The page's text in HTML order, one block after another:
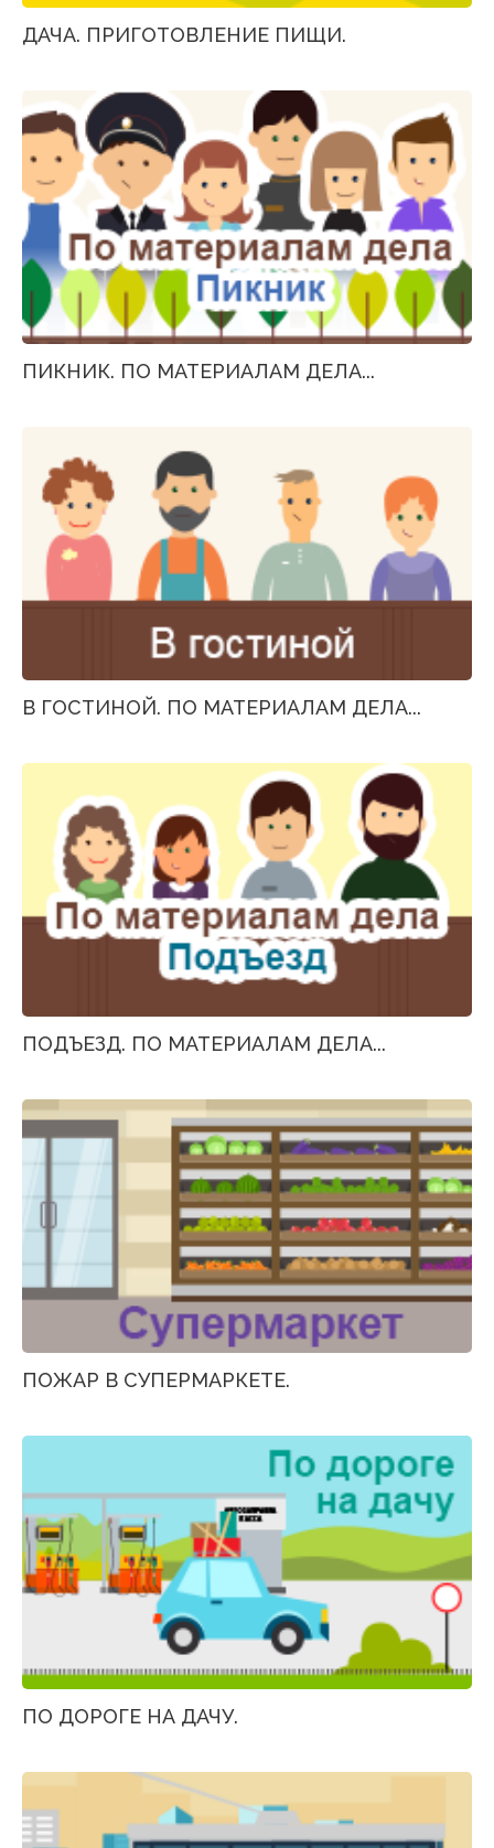
ДАЧА. ПРИГОТОВЛЕНИЕ ПИЩИ.
ПИКНИК. ПО МАТЕРИАЛАМ ДЕЛА...
В ГОСТИНОЙ. ПО МАТЕРИАЛАМ ДЕЛА...
ПОДЪЕЗД. ПО МАТЕРИАЛАМ ДЕЛА...
ПОЖАР В СУПЕРМАРКЕТЕ.
ПО ДОРОГЕ НА ДАЧУ.